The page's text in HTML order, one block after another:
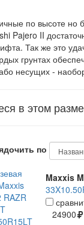
по высоте но
Pajero II
Так же это
грунтах
несущих -
в этом
по
Maxxis
24900